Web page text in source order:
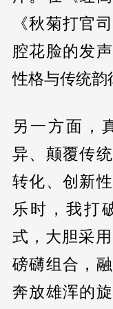
《秋菊打官
腔花脸的发
性格与传统韵
另一方面，
异、颠覆传
转化、创新
乐时，我打
式，大胆采
磅礴组合，
奔放雄浑的